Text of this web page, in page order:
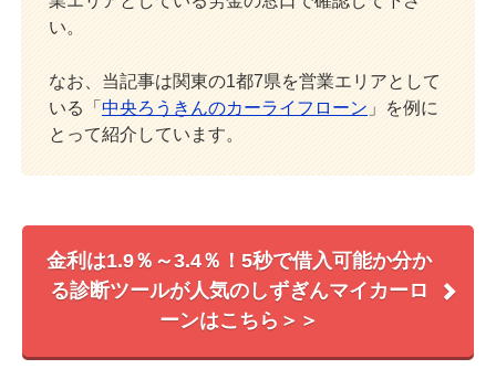
い。
なお、当記事は関東の1都7県を営業エリアとして
いる「 中央ろうきんのカーライフローン 」を例に
とって紹介しています。
金利は1.9％～3.4％！5秒で借入可能か分か
る診断ツールが人気のしずぎんマイカーロ
ーンはこちら＞＞